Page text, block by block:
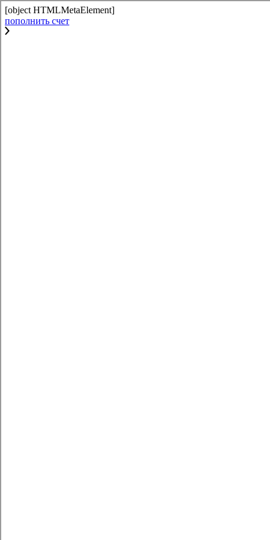
[object HTMLMetaElement]
пополнить счет